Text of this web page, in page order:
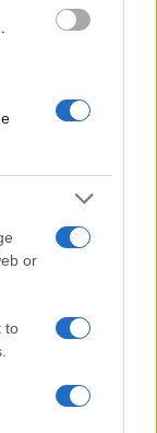
or
to
zijn ze
de
diepte in. Ze
hoe ze
Navratilova
gehad,
het doel is